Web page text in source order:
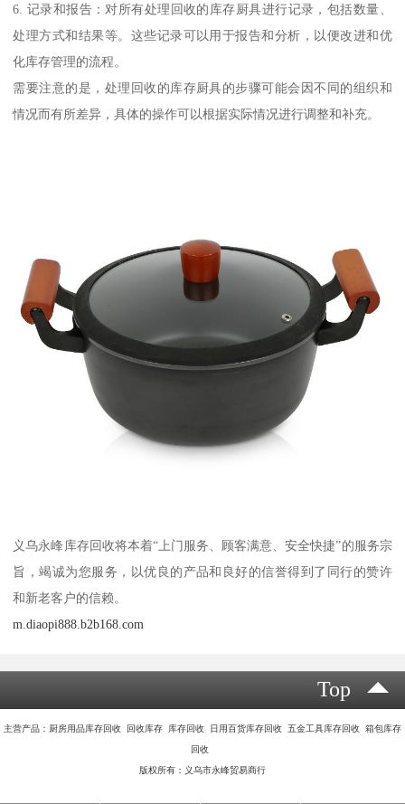
6. 记录和报告：对所有处理回收的库存厨具进行记录，包括数量、
处理方式和结果等。这些记录可以用于报告和分析，以便改进和优
化库存管理的流程。
需要注意的是，处理回收的库存厨具的步骤可能会因不同的组织和
情况而有所差异，具体的操作可以根据实际情况进行调整和补充。
义乌永峰库存回收将本着“上门服务、顾客满意、安全快捷”的服务宗
旨，竭诚为您服务，以优良的产品和良好的信誉得到了同行的赞许
和新老客户的信赖。
m.diaopi888.b2b168.com
Top
主营产品：厨房用品库存回收 回收库存 库存回收 日用百货库存回收 五金工具库存回收 箱包库存
回收
版权所有：义乌市永峰贸易商行